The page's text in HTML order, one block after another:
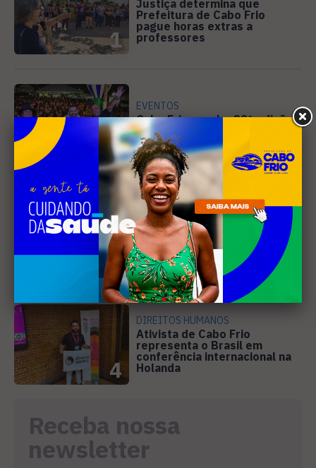
1
Justiça determina que
Prefeitura de Cabo Frio
pague horas extras a
professores
2
EVENTOS
Cabo Frio recebe 20ª edição
do Diveneta Moto Fest neste
fim de semana
3
PREJUÍZO
Compradores cobram
cronograma da Volendam e
pedem ação do MP por obra
parada em Arraial
4
DIREITOS HUMANOS
Ativista de Cabo Frio
representa o Brasil em
conferência internacional na
Holanda
Receba nossa
newsletter